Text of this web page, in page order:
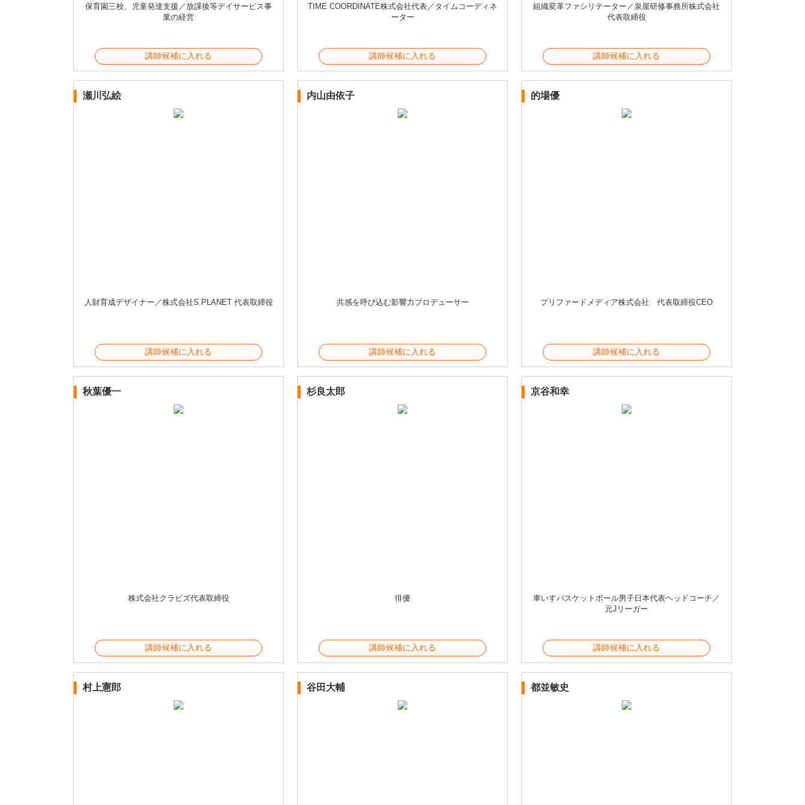
保育園三校、児童発達支援／放課後等デイサービス事
業の経営
講師候補に入れる
TIME COORDINATE株式会社代表／タイムコーディネ
ーター
講師候補に入れる
組織変革ファシリテーター／泉屋研修事務所株式会社
代表取締役
講師候補に入れる
瀬川弘絵
人財育成デザイナー／株式会社S.PLANET 代表取締役
講師候補に入れる
内山由依子
共感を呼び込む影響力プロデューサー
講師候補に入れる
的場優
プリファードメディア株式会社 代表取締役CEO
講師候補に入れる
秋葉優一
株式会社クラビズ代表取締役
講師候補に入れる
杉良太郎
俳優
講師候補に入れる
京谷和幸
車いすバスケットボール男子日本代表ヘッドコーチ／
元Jリーガー
講師候補に入れる
村上憲郎 谷田大輔 都並敏史